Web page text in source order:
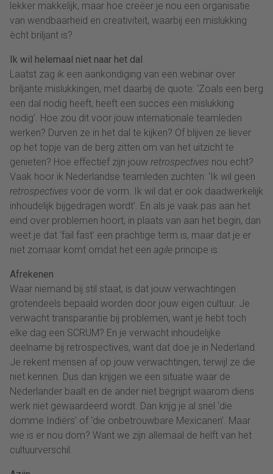
lekker makkelijk, maar hoe creëer je nou een organisatie
van wendbaarheid en creativiteit, waarbij een mislukking
ècht briljant is?
Ik wil helemaal niet naar het dal
Laatst zag ik een aankondiging van een webinar over
briljante mislukkingen, met daarbij de quote: ‘Zoals een berg
een dal nodig heeft, heeft een succes een mislukking
nodig’. Hoe zou dit voor jouw internationale teamleden
werken? Durven ze in het dal te kijken? Of blijven ze liever
op het topje van de berg zitten om van het uitzicht te
genieten? Hoe effectief zijn jouw retrospectives nou echt?
Vaak hoor ik Nederlandse teamleden zuchten: ‘Ik wil geen
retrospectives voor de vorm. Ik wil dat er ook daadwerkelijk
inhoudelijk bijgedragen wordt’. En als je vaak pas aan het
eind over problemen hoort, in plaats van aan het begin, dan
weet je dat ‘fail fast’ een prachtige term is, maar dat je er
niet zomaar komt omdat het een agile principe is.
Afrekenen
Waar niemand bij stil staat, is dat jouw verwachtingen
grotendeels bepaald worden door jouw eigen cultuur. Je
verwacht transparantie bij problemen, want je hebt toch
elke dag een SCRUM? En je verwacht inhoudelijke
deelname bij retrospectives, want dat doe je in Nederland.
Je rekent mensen af op jouw verwachtingen, terwijl ze die
niet kennen. Dus dan krijgen we een situatie waar de
Nederlander baalt en de ander niet begrijpt waarom diens
werk niet gewaardeerd wordt. Dan krijg je al snel ‘die
domme Indiërs’ of ‘die onbetrouwbare Mexicanen’. Maar
wie is er nou dom? Want we zijn allemaal de helft van het
cultuurverschil.